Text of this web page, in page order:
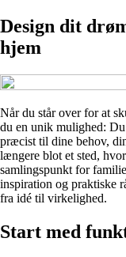
Design dit
hjem
Når du står over for at
du en unik mulighed:
præcist til dine behov,
længere blot et sted,
samlingspunkt for
inspiration og praktiske
fra idé til virkelighed.
Start med